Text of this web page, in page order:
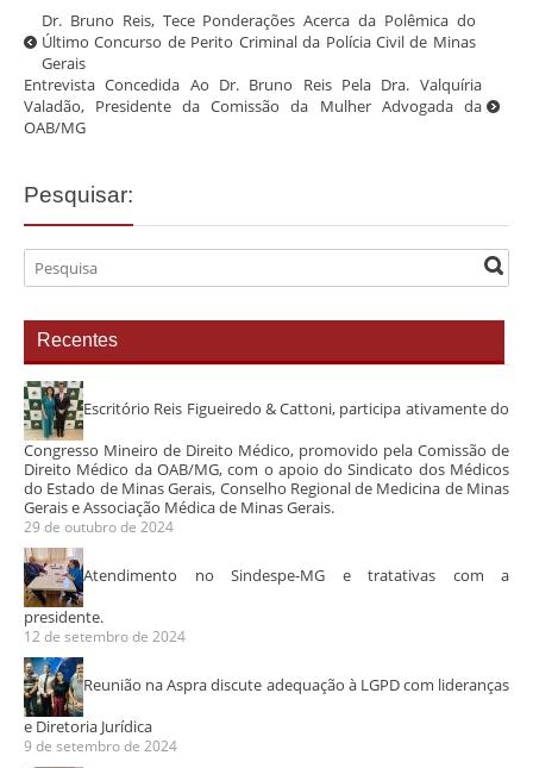
Dr. Bruno Reis, Tece Ponderações Acerca da Polêmica do
Último Concurso de Perito Criminal da Polícia Civil de Minas
Gerais
Entrevista Concedida Ao Dr. Bruno Reis Pela Dra. Valquíria
Valadão, Presidente da Comissão da Mulher Advogada da
OAB/MG
Pesquisar:
Recentes
Escritório Reis Figueiredo & Cattoni, participa ativamente do
Congresso Mineiro de Direito Médico, promovido pela Comissão de
Direito Médico da OAB/MG, com o apoio do Sindicato dos Médicos
do Estado de Minas Gerais, Conselho Regional de Medicina de Minas
Gerais e Associação Médica de Minas Gerais.
29 de outubro de 2024
Atendimento no Sindespe-MG e tratativas com a
presidente.
12 de setembro de 2024
Reunião na Aspra discute adequação à LGPD com lideranças
e Diretoria Jurídica
9 de setembro de 2024